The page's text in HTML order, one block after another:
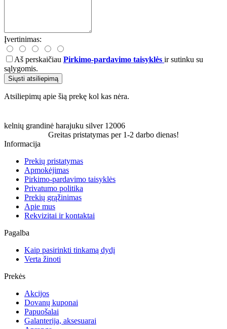
Įvertinimas:
Aš perskaičiau Pirkimo-pardavimo taisyklės ir sutinku su
sąlygomis.
Siųsti atsiliepimą
Atsiliepimų apie šią prekę kol kas nėra.
kelnių grandinė harajuku silver 12006
Greitas pristatymas per 1-2 darbo dienas!
Informacija
Prekių pristatymas
Apmokėjimas
Pirkimo-pardavimo taisyklės
Privatumo politika
Prekių grąžinimas
Apie mus
Rekvizitai ir kontaktai
Pagalba
Kaip pasirinkti tinkamą dydį
Verta žinoti
Prekės
Akcijos
Dovanų kuponai
Papuošalai
Galanterija, aksesuarai